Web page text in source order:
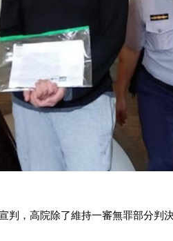
判，高院除了維持一審無罪部分判